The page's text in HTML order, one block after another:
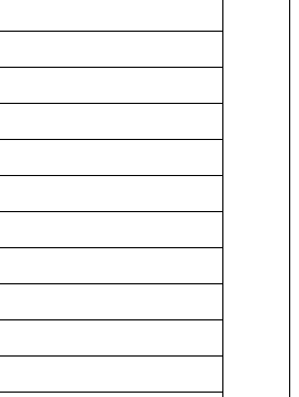
Albertslund
Allerød
Brøndby
Fredensborg
Frederiksværk
Gentofte